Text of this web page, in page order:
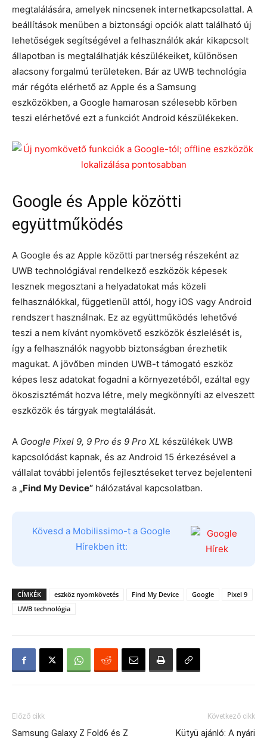
megtalálására, amelyek nincsenek internetkapcsolattal. A
beállítások menüben a biztonsági opciók alatt található új
lehetőségek segítségével a felhasználók akár kikapcsolt
állapotban is megtalálhatják készülékeiket, különösen
alacsony forgalmú területeken. Bár az UWB technológia
már régóta elérhető az Apple és a Samsung
eszközökben, a Google hamarosan szélesebb körben
teszi elérhetővé ezt a funkciót Android készülékeken.
Google és Apple közötti
együttműködés
A Google és az Apple közötti partnerség részeként az
UWB technológiával rendelkező eszközök képesek
lesznek megosztani a helyadatokat más közeli
felhasználókkal, függetlenül attól, hogy iOS vagy Android
rendszert használnak. Ez az együttműködés lehetővé
teszi a nem kívánt nyomkövető eszközök észlelését is,
így a felhasználók nagyobb biztonságban érezhetik
magukat. A jövőben minden UWB-t támogató eszköz
képes lesz adatokat fogadni a környezetéből, ezáltal egy
ökoszisztémát hozva létre, mely megkönnyíti az elveszett
eszközök és tárgyak megtalálását.
A Google Pixel 9, 9 Pro és 9 Pro XL készülékek UWB
kapcsolódást kapnak, és az Android 15 érkezésével a
vállalat további jelentős fejlesztéseket tervez bejelenteni
a „Find My Device” hálózatával kapcsolatban.
Kövesd a Mobilissimo-t a Google
Hírekben itt:
CÍMKÉK eszköz nyomkövetés Find My Device Google
Pixel 9
UWB technológia
Előző cikk
Samsung Galaxy Z Fold6 és Z
Következő cikk
Kütyü ajánló: A nyári